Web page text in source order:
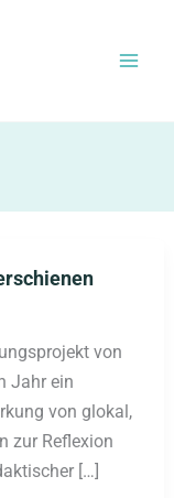
von
Jahr ein
von glokal,
zur Reflexion
[…]